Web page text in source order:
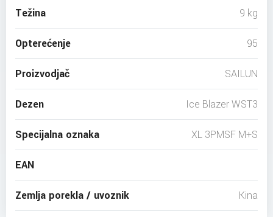
Težina 9 kg
Opterećenje 95
Proizvodjač SAILUN
Dezen Ice Blazer WST3
Specijalna oznaka XL 3PMSF M+S
EAN
Zemlja porekla / uvoznik Kina